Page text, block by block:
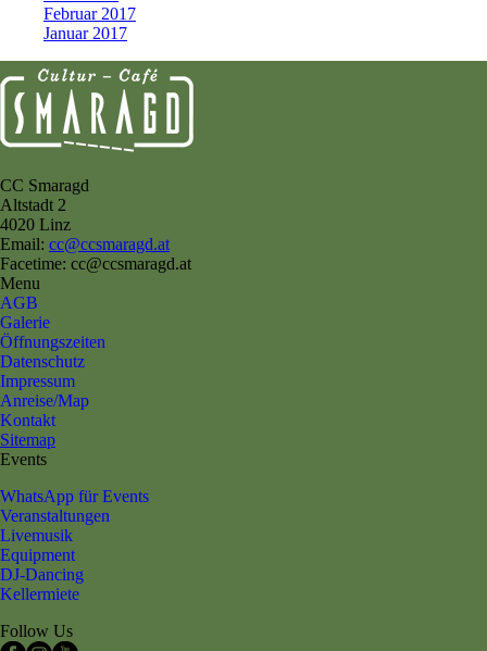
Februar 2017
Januar 2017
CC Smaragd
Altstadt 2
4020 Linz
Email: cc@ccsmaragd.at
Facetime: cc@ccsmaragd.at
Menu
AGB
Galerie
Öffnungszeiten
Datenschutz
Impressum
Anreise/Map
Kontakt
Sitemap
Events
WhatsApp für Events
Veranstaltungen
Livemusik
Equipment
DJ-Dancing
Kellermiete
Follow Us